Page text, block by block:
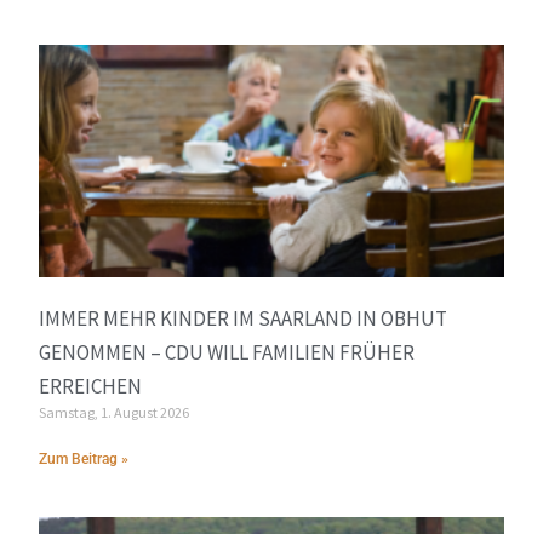
IMMER MEHR KINDER IM SAARLAND IN OBHUT
GENOMMEN – CDU WILL FAMILIEN FRÜHER
ERREICHEN
Samstag, 1. August 2026
Zum Beitrag »